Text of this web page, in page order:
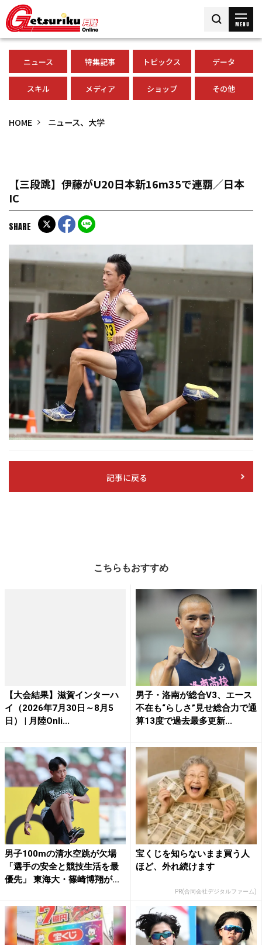
MENU
ニュース 特集記事 トピックス データ
スキル メディア ショップ その他
HOME ニュース、大学
【三段跳】伊藤がU20日本新16m35で連覇／日本
IC
SHARE
記事に戻る
こちらもおすすめ
【大会結果】滋賀インターハ
イ（2026年7月30日～8月5
日） | 月陸Onli...
男子・洛南が総合V3、エース
不在も“らしさ”見せ総合力で通
算13度で過去最多更新...
男子100mの清水空跳が欠場
「選手の安全と競技生活を最
優先」 東海大・篠崎博翔が...
宝くじを知らないまま買う人
ほど、外れ続けます
PR(合同会社デジタルファーム)